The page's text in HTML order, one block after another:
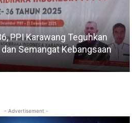
PPI Karawang Teguhkan
Semangat Kebangsaan
- Advertisement -